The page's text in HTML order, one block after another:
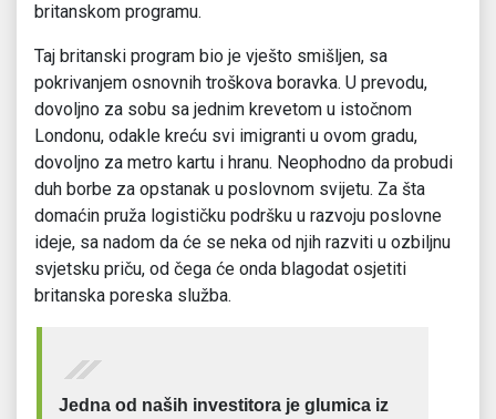
britanskom programu.
Taj britanski program bio je vješto smišljen, sa
pokrivanjem osnovnih troškova boravka. U prevodu,
dovoljno za sobu sa jednim krevetom u istočnom
Londonu, odakle kreću svi imigranti u ovom gradu,
dovoljno za metro kartu i hranu. Neophodno da probudi
duh borbe za opstanak u poslovnom svijetu. Za šta
domaćin pruža logističku podršku u razvoju poslovne
ideje, sa nadom da će se neka od njih razviti u ozbiljnu
svjetsku priču, od čega će onda blagodat osjetiti
britanska poreska služba.
Jedna od naših investitora je glumica iz